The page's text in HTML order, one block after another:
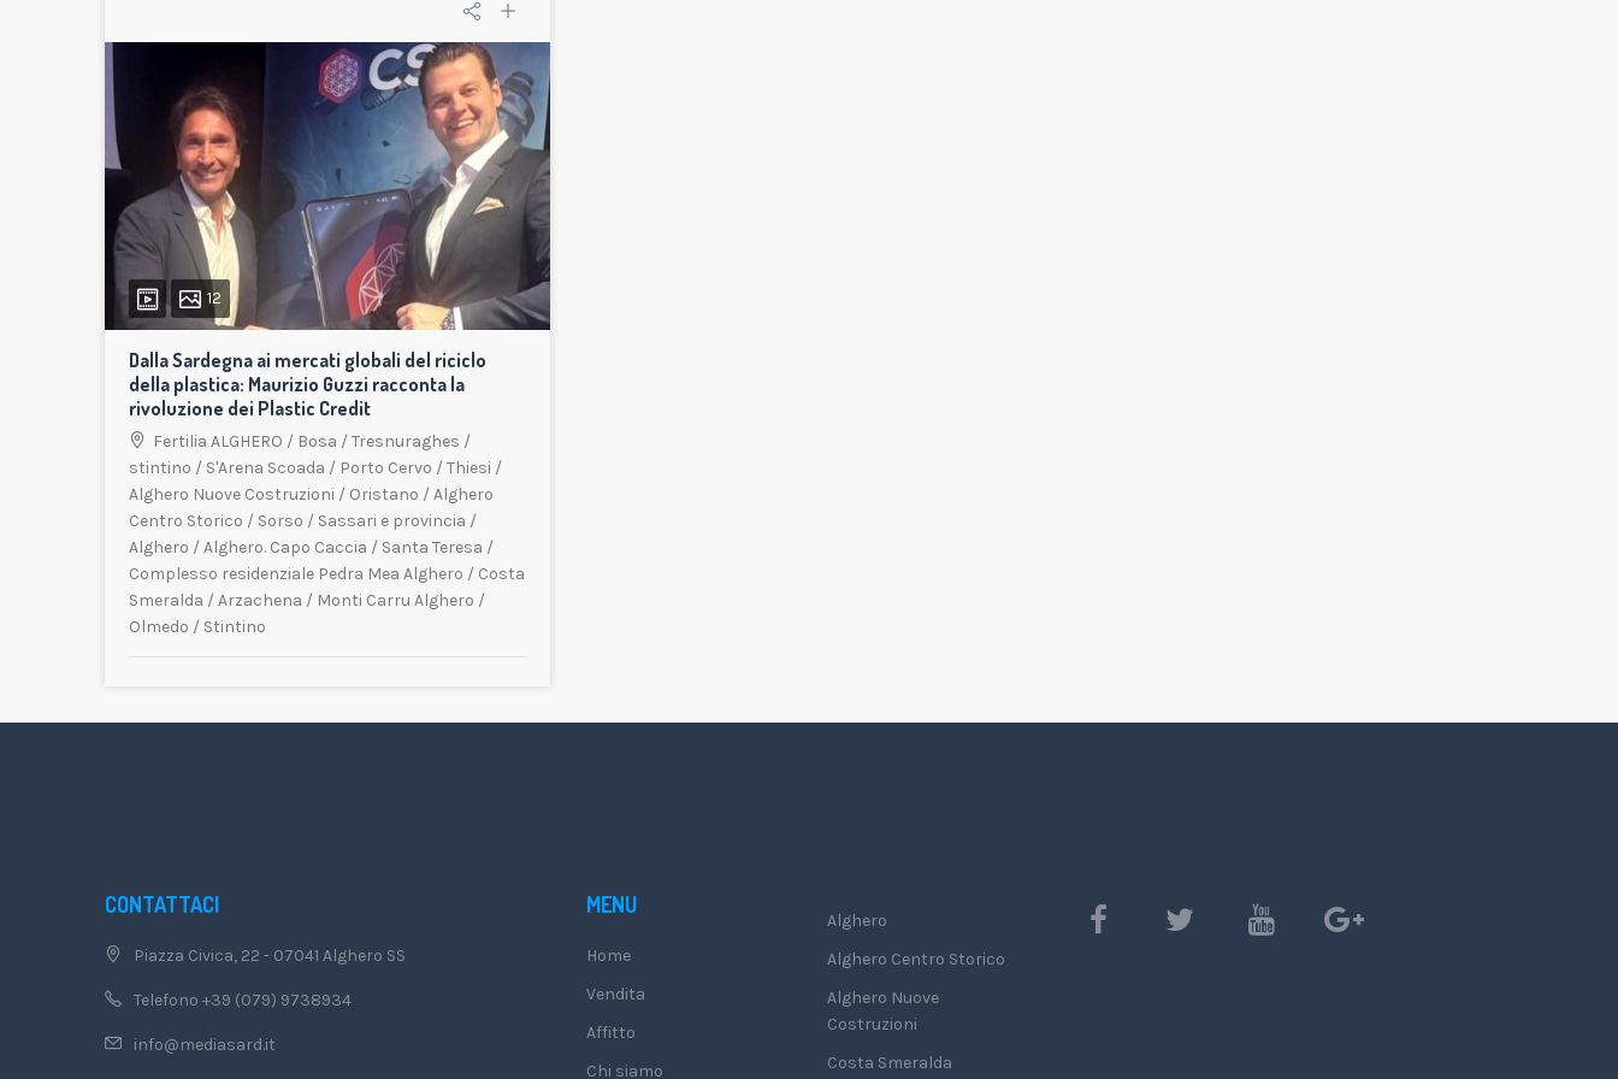
12
Dalla Sardegna ai mercati globali del riciclo
della plastica: Maurizio Guzzi racconta la
rivoluzione dei Plastic Credit
Fertilia ALGHERO / Bosa / Tresnuraghes /
stintino / S'Arena Scoada / Porto Cervo / Thiesi /
Alghero Nuove Costruzioni / Oristano / Alghero
Centro Storico / Sorso / Sassari e provincia /
Alghero / Alghero. Capo Caccia / Santa Teresa /
Complesso residenziale Pedra Mea Alghero / Costa
Smeralda / Arzachena / Monti Carru Alghero /
Olmedo / Stintino
CONTATTACI
Piazza Civica, 22 - 07041 Alghero SS
Telefono +39 (079) 9738934
info@mediasard.it
MENU
Home
Vendita
Affitto
Chi siamo
Alghero
Alghero Centro Storico
Alghero Nuove
Costruzioni
Costa Smeralda